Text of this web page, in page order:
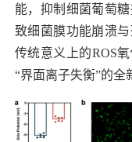
能，抑制细菌葡萄
致细菌膜功能崩溃
传统意义上的ROS
“界面离子失衡”的全